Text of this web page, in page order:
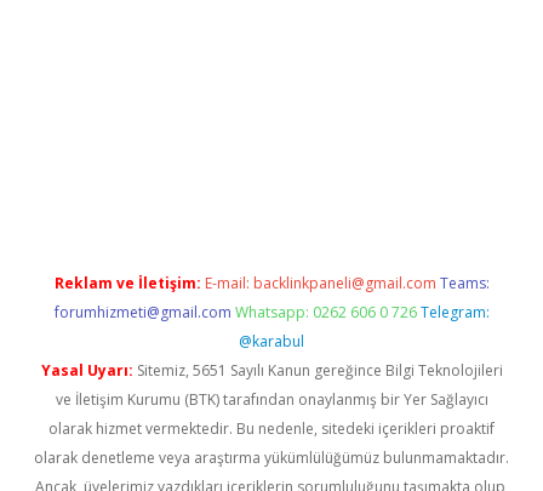
Reklam ve İletişim: E-mail: backlinkpaneli@gmail.com Teams:
forumhizmeti@gmail.com Whatsapp: 0262 606 0 726 Telegram:
@karabul
Yasal Uyarı: Sitemiz, 5651 Sayılı Kanun gereğince Bilgi Teknolojileri
ve İletişim Kurumu (BTK) tarafından onaylanmış bir Yer Sağlayıcı
olarak hizmet vermektedir. Bu nedenle, sitedeki içerikleri proaktif
olarak denetleme veya araştırma yükümlülüğümüz bulunmamaktadır.
Ancak, üyelerimiz yazdıkları içeriklerin sorumluluğunu taşımakta olup,